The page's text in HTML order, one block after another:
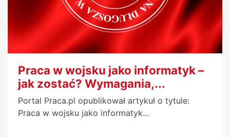
Praca w wojsku jako informatyk –
jak zostać? Wymagania,...
Portal Praca.pl opublikował artykuł o tytule:
Praca w wojsku jako informatyk...